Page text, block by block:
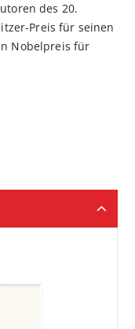
des 20.
Preis für seinen
Nobelpreis für